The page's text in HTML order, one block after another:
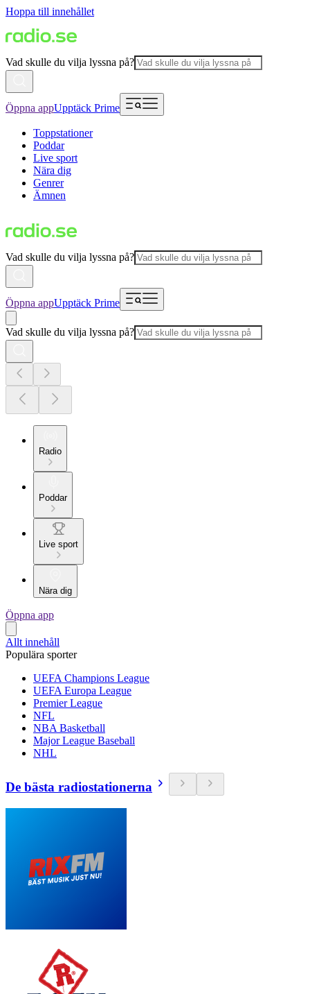
Hoppa till innehållet
Vad skulle du vilja lyssna på?
Öppna appUpptäck Prime
Toppstationer
Poddar
Live sport
Nära dig
Genrer
Ämnen
Vad skulle du vilja lyssna på?
Öppna appUpptäck Prime
Vad skulle du vilja lyssna på?
Radio
Poddar
Live sport
Nära dig
Öppna app
Allt innehåll
Populära sporter
UEFA Champions League
UEFA Europa League
Premier League
NFL
NBA Basketball
Major League Baseball
NHL
De bästa radiostationerna